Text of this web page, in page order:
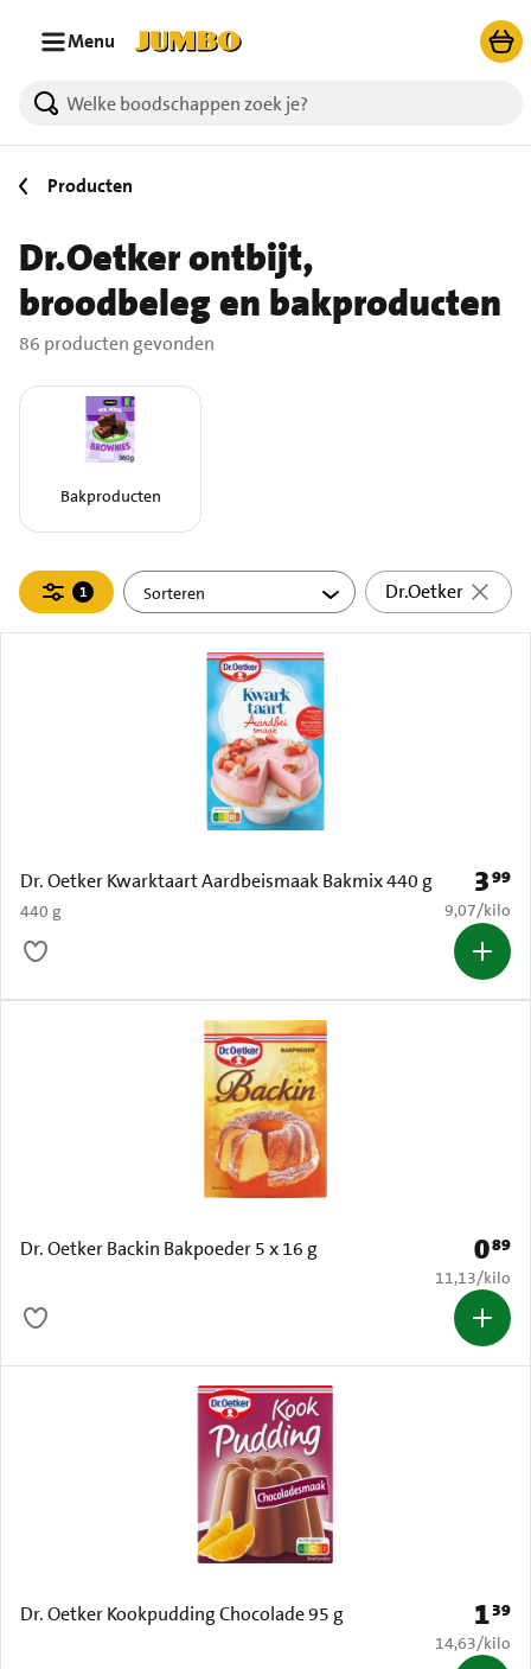
Menu
86 producten gevonden.
Producten
Dr.Oetker ontbijt,
broodbeleg en bakproducten
86 producten gevonden
Bakproducten
Filteren
1
actief
Dr.Oetker
Dr. Oetker Kwarktaart Aardbeismaak Bakmix 440 g
440 g
Prijs:
399
€ 9,07 per
9,07/kilo
Dr. Oetker Backin Bakpoeder 5 x 16 g Prijs:
089
€ 11,13 per
11,13/kilo
Dr. Oetker Kookpudding Chocolade 95 g Prijs:
139
€ 14,63 per
14,63/kilo